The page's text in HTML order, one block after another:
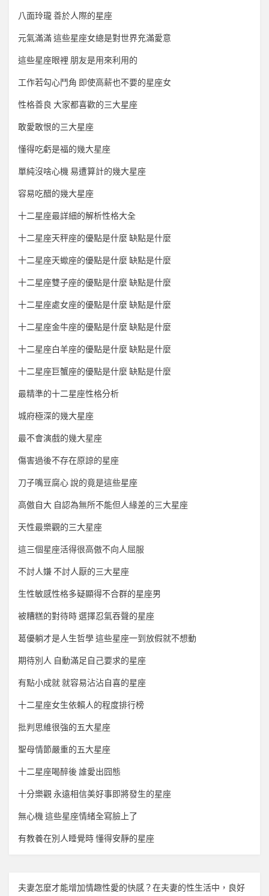
八面玲瓏 善於人際的星座
元氣滿滿 這些星座女總是對世界充滿愛意
這些星座眼裡 朋友是用來利用的
工作若勾心鬥角 即使高薪也不要的星座女
性格善良 大家都喜歡的三大星座
敢愛敢恨的三大星座
懂得吃虧是福的幾大星座
單純沒啥心機 易遭算計的幾大星座
容易吃醋的幾大星座
十二星座最詳細的解析性格大全
十二星座天秤座的優點是什麼 缺點是什麼
十二星座天蠍座的優點是什麼 缺點是什麼
十二星座雙子座的優點是什麼 缺點是什麼
十二星座處女座的優點是什麼 缺點是什麼
十二星座金牛座的優點是什麼 缺點是什麼
十二星座白羊座的優點是什麼 缺點是什麼
十二星座巨蟹座的優點是什麼 缺點是什麼
最精準的十二星座性格分析
城府極深的幾大星座
最不會演戲的幾大星座
傷害過後不存在原諒的星座
刀子嘴豆腐心 說的竟是這些星座
高傲自大 自認為無所不能但人緣差的三大星座
天性最樂觀的三大星座
這三個星座活得很高傲不向人屈服
不討人嫌 不討人厭的三大星座
生性敏感性格多疑顯得不合群的星座男
被糟糕的對待時 選擇忍氣吞聲的星座
葛優躺才是人生哲學 這些星座一到放假就不想動
期待別人 自動滿足自己要求的星座
有點小成就 就容易沾沾自喜的星座
十二星座女生依賴人的程度排行榜
批判思維很強的五大星座
聖母情節嚴重的五大星座
十二星座喝醉後 誰愛出囧態
十分樂觀 永遠相信美好事即將發生的星座
無心機 這些星座情緒全寫臉上了
有教養在別人睡覺時 懂得安靜的星座
夫妻怎麼才能增加情趣性愛的快感？在夫妻的性生活中，良好